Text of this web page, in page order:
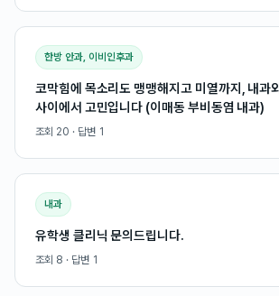
한방 안과, 이비인후과
코막힘에 목소리도 맹맹해지고 미열까지, 내과
사이에서 고민입니다 (이매동 부비동염 내과)
조회 20 · 답변 1
내과
유학생 클리닉 문의드립니다.
조회 8 · 답변 1